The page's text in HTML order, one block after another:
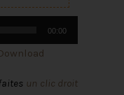
00:00
un clic droit